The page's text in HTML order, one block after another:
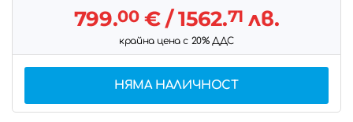
799.00€/ 1562.71 лв.
крайна цена с 20% ДДС
НЯМА НАЛИЧНОСТ